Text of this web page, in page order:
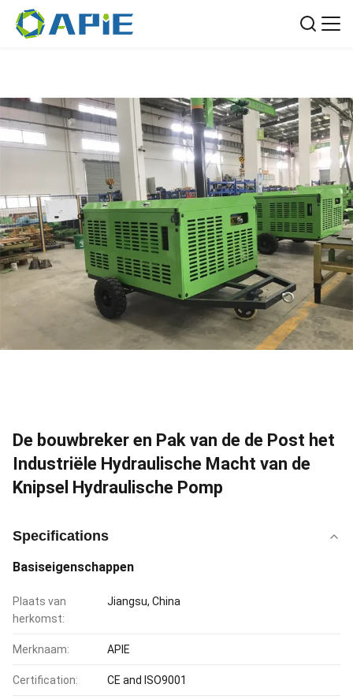
De bouwbreker en Pak van de de Post het
Industriële Hydraulische Macht van de
Knipsel Hydraulische Pomp
Specifications
Basiseigenschappen
Plaats van
herkomst:
Jiangsu, China
Merknaam: APIE
Certification: CE and ISO9001